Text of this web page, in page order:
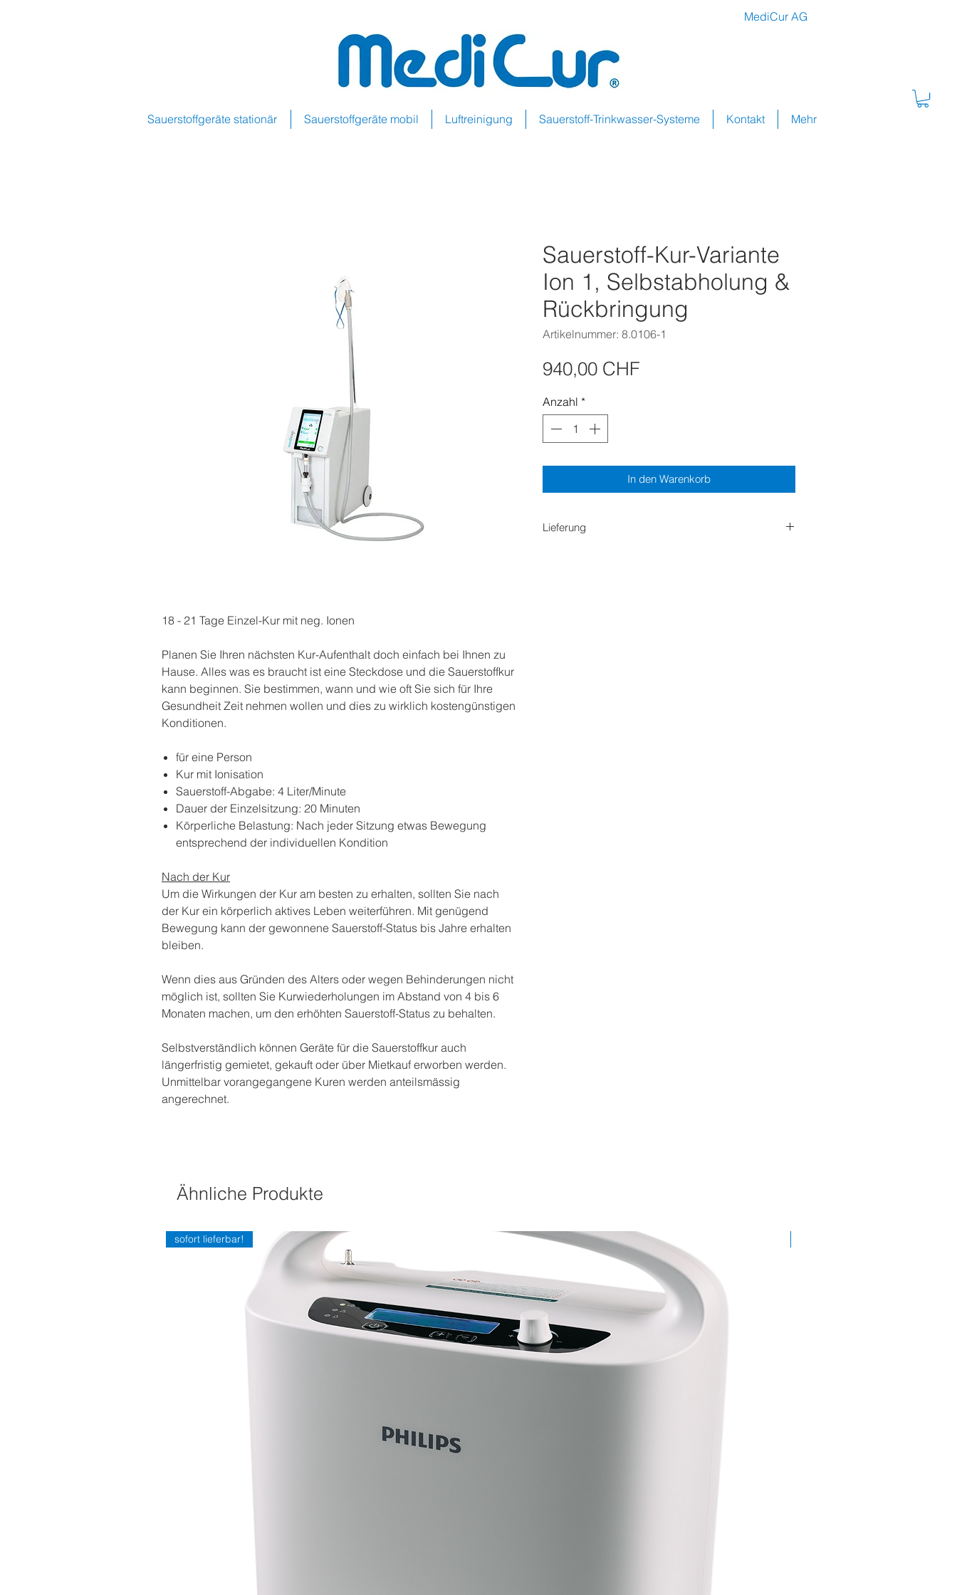
Sauerstoffgeräte stationär Sauerstoffgeräte mobil Luftreinigung Sauerstoff-Trinkwasser-Systeme Kontakt Mehr
MediCur AG
18 - 21 Tage Einzel-Kur mit neg. Ionen
Planen Sie Ihren nächsten Kur-Aufenthalt doch einfach bei Ihnen zu
Hause. Alles was es braucht ist eine Steckdose und die Sauerstoffkur
kann beginnen. Sie bestimmen, wann und wie oft Sie sich für Ihre
Gesundheit Zeit nehmen wollen und dies zu wirklich kostengünstigen
Konditionen.
für eine Person
Kur mit Ionisation
Sauerstoff-Abgabe: 4 Liter/Minute
Dauer der Einzelsitzung: 20 Minuten
Körperliche Belastung: Nach jeder Sitzung etwas Bewegung
entsprechend der individuellen Kondition
Nach der Kur
Um die Wirkungen der Kur am besten zu erhalten, sollten Sie nach
der Kur ein körperlich aktives Leben weiterführen. Mit genügend
Bewegung kann der gewonnene Sauerstoff-Status bis Jahre erhalten
bleiben.
Wenn dies aus Gründen des Alters oder wegen Behinderungen nicht
möglich ist, sollten Sie Kurwiederholungen im Abstand von 4 bis 6
Monaten machen, um den erhöhten Sauerstoff-Status zu behalten.
Selbstverständlich können Geräte für die Sauerstoffkur auch
längerfristig gemietet, gekauft oder über Mietkauf erworben werden.
Unmittelbar vorangegangene Kuren werden anteilsmässig
angerechnet.
Sauerstoff-Kur-Variante
Ion 1, Selbstabholung &
Rückbringung
Artikelnummer: 8.0106-1
940,00 CHFPreis
Anzahl *
In den Warenkorb
Lieferung
Ähnliche Produkte
sofort lieferbar!